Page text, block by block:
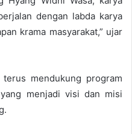
dengan labda karya
krama masyarakat,” ujar
mendukung program
menjadi visi dan misi